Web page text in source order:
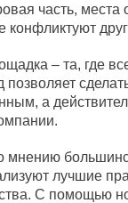
часть,
– та, где
позволяет
а
мнению
лучшие
С помощью